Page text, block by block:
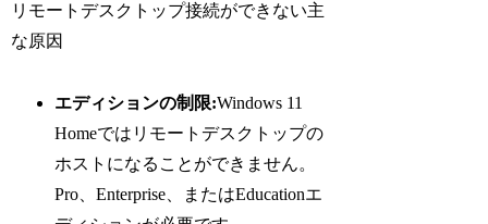
リモートデスクトップ接続ができない主
な原因
エディションの制限:Windows 11
Homeではリモートデスクトップの
ホストになることができません。
Pro、Enterprise、またはEducationエ